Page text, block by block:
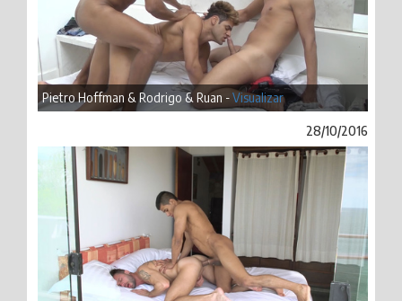
Pietro Hoffman & Rodrigo & Ruan -Visualizar
28/10/2016